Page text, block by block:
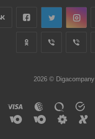
2026 © Digacompany